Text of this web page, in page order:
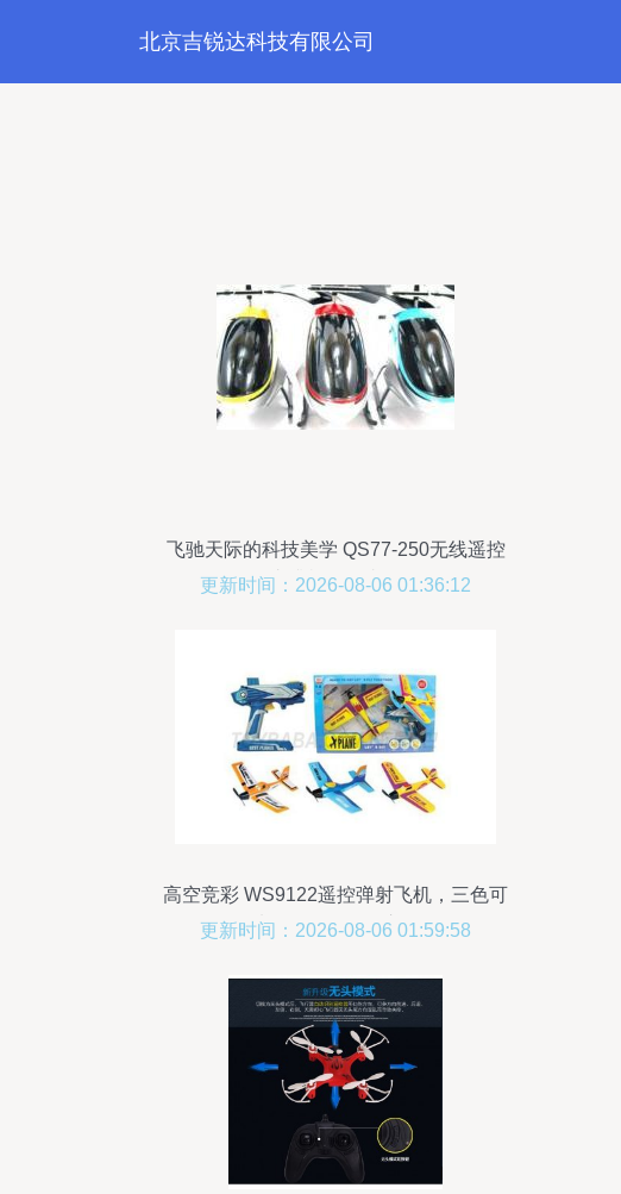
北京吉锐达科技有限公司
飞驰天际的科技美学 QS77-250无线遥控
直升机全面赏析
更新时间：2026-08-06 01:36:12
高空竞彩 WS9122遥控弹射飞机，三色可
选引爆玩具批发市场
更新时间：2026-08-06 01:59:58